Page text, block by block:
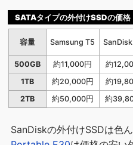
SATAタイプの外付けSSDの価格
容量 Samsung T5
500GB
約11,000円 約
1TB
約20,000円 約
2TB
約50,000円 約
SanDiskの外付けSSDは色